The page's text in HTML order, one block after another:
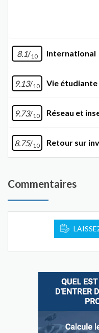
8.1/10 International
9.13/10 Vie étudiante
9.73/10 Réseau et
8.75/10 Retour sur
Commentaires